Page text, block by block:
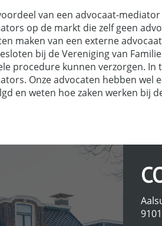
van een advocaat-
op de markt die zelf geen
maken van een externe
bij de Vereniging van
procedure kunnen verzorgen.
Onze advocaten hebben wel
en weten hoe zaken werken bij